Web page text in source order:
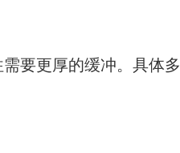
要更厚的缓冲。具体多